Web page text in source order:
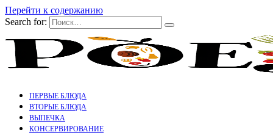
Перейти к содержанию
Search for:
ПЕРВЫЕ БЛЮДА
ВТОРЫЕ БЛЮДА
ВЫПЕЧКА
КОНСЕРВИРОВАНИЕ